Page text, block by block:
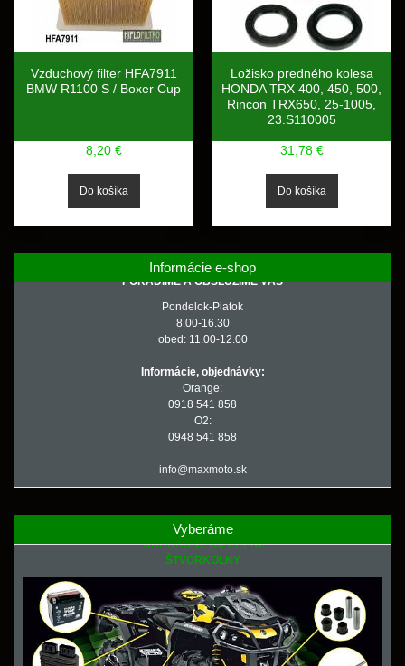
Vzduchový filter HFA7911
BMW R1100 S / Boxer Cup
8,20 €
Ložisko predného kolesa
HONDA TRX 400, 450, 500,
Rincon TRX650, 25-1005,
23.S110005
31,78 €
Informácie e-shop
PORADÍME A OBSLÚŽIME VÁS
Pondelok-Piatok
8.00-16.30
obed: 11.00-12.00
Informácie, objednávky:
Orange:
0918 541 858
O2:
0948 541 858
info@maxmoto.sk
Vyberáme
NÁHRADNÉ DIELY PRE
ŠTVORKOLKY